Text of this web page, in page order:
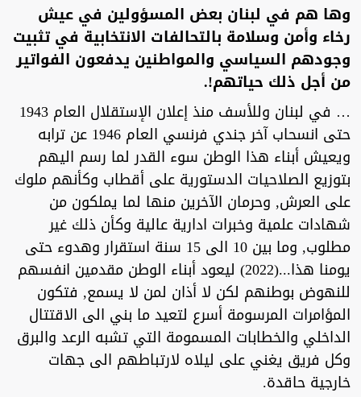
وها هم في لبنان بعض المسؤولين في عيش
رخاء وأمن وسلامة بالتحالفات الانتخابية في تثبيت
وجودهم السياسي والمواطنين يدفعون الفواتير
من أجل ذلك حياتهم!.
… في لبنان وللأسف منذ إعلان الإستقلال العام 1943
حتى انسحاب آخر جندي فرنسي العام 1946 عن ترابه
ويعيش أبناء هذا الوطن سوء القدر لما رسم اليهم
بتوزيع الصلاحيات الدستورية على أقطاب وكأنهم ملوك
على العرش, وحرمان الآخرين منها لما يملكون من
شهادات علمية وخبرات ادارية عالية وكأن ذلك غير
مطلوب, وما بين 10 الى 15 سنة استقرار وهدوء حتى
يومنا هذا...(2022) ليعود أبناء الوطن مقدمين انفسهم
للنهوض بوطنهم لكن لا أذان لمن لا يسمع, فتكون
المؤامرات المرسومة أسرع لتعيد ما بني الى الاقتتال
الداخلي والخطابات المسمومة التي تشبه الرعد والبرق
وكل فريق يغني على ليلاه لارتباطهم الى جهات
خارجية حاقدة.